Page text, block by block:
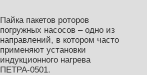
Пайка пакетов роторов
погружных насосов – одно из
направлений, в котором часто
применяют установки
индукционного нагрева
ПЕТРА-0501.